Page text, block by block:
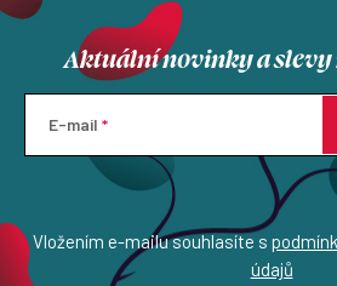
Aktuální novinky a slevy
E-mail
Vložením e-mailu souhlasíte s
údajů